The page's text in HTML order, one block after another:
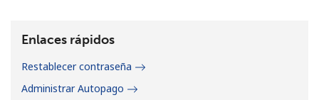
Enlaces rápidos
Restablecer contraseña
Administrar Autopago